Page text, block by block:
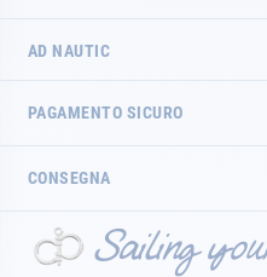
AD NAUTIC
PAGAMENTO SICURO
CONSEGNA